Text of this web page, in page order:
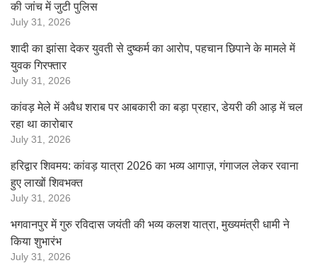
की जांच में जुटी पुलिस
July 31, 2026
शादी का झांसा देकर युवती से दुष्कर्म का आरोप, पहचान छिपाने के मामले में
युवक गिरफ्तार
July 31, 2026
कांवड़ मेले में अवैध शराब पर आबकारी का बड़ा प्रहार, डेयरी की आड़ में चल
रहा था कारोबार
July 31, 2026
हरिद्वार शिवमय: कांवड़ यात्रा 2026 का भव्य आगाज़, गंगाजल लेकर रवाना
हुए लाखों शिवभक्त
July 31, 2026
भगवानपुर में गुरु रविदास जयंती की भव्य कलश यात्रा, मुख्यमंत्री धामी ने
किया शुभारंभ
July 31, 2026